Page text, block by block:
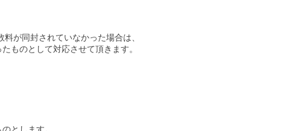
が同封されていなかった場合は、
ものとして対応させて頂きます。